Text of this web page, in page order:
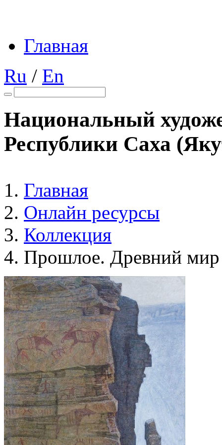
Главная
Ru / En
Национальный
Республики Саха
Главная
Онлайн ресурсы
Коллекция
Прошлое. Древний мир